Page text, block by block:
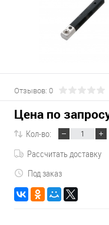
Отзывов: 0
Цена по
Кол-во:
Рассчитать доставку
Под заказ